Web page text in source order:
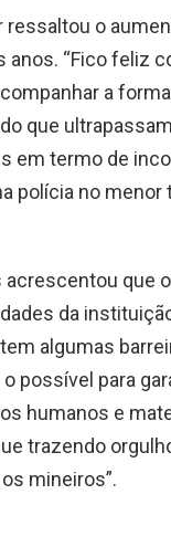
ressaltou o
anos. “Fico feliz
a
que
em termo de
polícia no menor
que
da
algumas
possível para
humanos e
trazendo
mineiros”.